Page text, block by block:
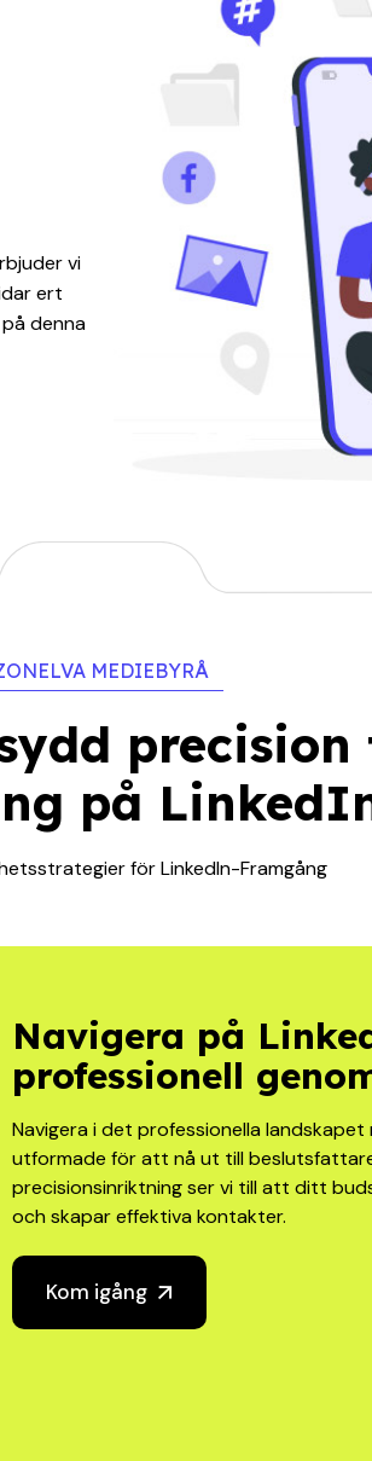
vi
ert
denna
MEDIEBYRÅ
precision
på
för LinkedIn-Framgång
Navigera på
professionell
Navigera i det professionella
utformade för att nå ut till
precisionsinriktning ser vi till att ditt
och skapar effektiva kontakter.
Kom igång